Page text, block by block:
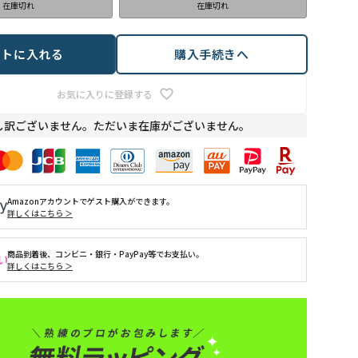
在庫切れ 在庫切れ
お気に入りに登録する
に入れる 購入手続きへ
訳ございません。ただいま在庫がございません。
Amazonアカウントでゲスト購入ができます。
詳しくはこちら ＞
商品到着後、コンビニ・銀行・PayPay等でお支払い。
詳しくはこちら ＞